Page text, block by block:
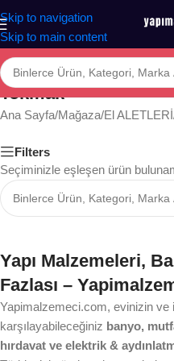
Skip to navigation
Skip to main content
Tokmak
Ana Sayfa/Mağaza/El ALETLERİ
Filters
Seçiminizle eşleşen ürün
Yapı Malzemeleri,
Fazlası –
Yapimalzemeci.com, evinizin ve
karşılayabileceğiniz banyo,
hırdavat ve elektrik &